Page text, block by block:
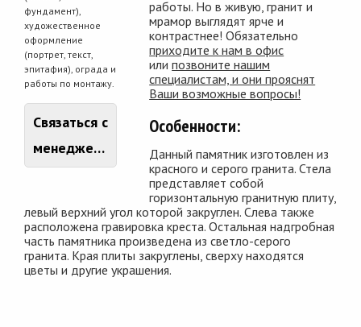
фундамент),
художественное
оформление
(портрет, текст,
эпитафия), ограда и
работы по монтажу.
Связаться с
менеджером
работы. Но в живую, гранит и
мрамор выглядят ярче и
контрастнее! Обязательно
приходите к нам в офис
илипозвоните нашим
специалистам, и они прояснят
Ваши возможные вопросы!
Особенности:
Данный памятник изготовлен из
красного и серого гранита. Стела
представляет собой
горизонтальную гранитную плиту,
левый верхний угол которой закруглен. Слева также
расположена гравировка креста. Остальная надгробная
часть памятника произведена из светло-серого
гранита. Края плиты закруглены, сверху находятся
цветы и другие украшения.